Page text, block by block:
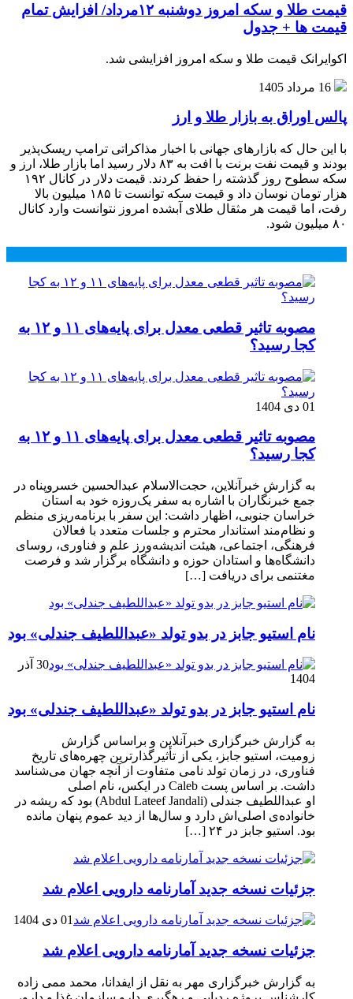
قیمت طلا و سکه امروز دوشنبه ۱۲مرداد/ افزایش تمام
قیمت ها + جدول
اکوایرانک قیمت طلا و سکه امروز افزایشی شد.
16 مرداد 1405
پالس اوراق به بازار طلا و ارز
با این حال که بازارهای جهانی با اخبار مذاکراتی ترامپ ریسک‌پذیر
بودند و قیمت نفت برنت با افت به ۸۳ دلار رسید اما بازار طلا، ارز و
سکه سطوح روز گذشته را حفظ کردند. قیمت دلار در کانال ۱۹۲
هزار تومان نوسان داد و قیمت سکه توانست تا ۱۸۵ میلیون بالا
رفت، اما قیمت هر مثقال طلای آبشده امروز نتوانست وارد کانال
۸۰ میلیون شود.
مصوبه تاثیر قطعی معدل برای پایه‌های ۱۱ و ۱۲ به
کجا رسید؟
01 دی 1404
مصوبه تاثیر قطعی معدل برای پایه‌های ۱۱ و ۱۲ به
کجا رسید؟
به گزارش خبرآنلاین، حجت‌الاسلام عبدالحسین خسروپناه در
جمع خبرنگاران با اشاره به سفر یک‌روزه خود به استان
خراسان جنوبی، اظهار داشت: این سفر با برنامه‌ریزی منظم
و نظام‌مند استاندار محترم و جلسات متعدد با فعالان
فرهنگی، اجتماعی، هیئت اندیشه‌ورز علم و فناوری، روسای
دانشگاه‌ها و استادان حوزه و دانشگاه برگزار شد و فرصت
مغتنمی برای دریافت […]
نام استیو جابز در بدو تولد «عبداللطیف جندلی» بود
30 آذر
1404
نام استیو جابز در بدو تولد «عبداللطیف جندلی» بود
به گزارش خبرگزاری خبرآنلاین و براساس گزارش
زومیت، استیو جابز، یکی از تأثیرگذارترین چهره‌های تاریخ
فناوری، در زمان تولد نامی متفاوت از آنچه جهان می‌شناسد
داشت. بر اساس پست Caleb در ایکس، نام اصلی
او عبداللطیف جندلی (Abdul Lateef Jandali) بود که ریشه در
خانواده‌ی اصلی‌اش دارد و سال‌ها از دید عموم پنهان مانده
بود. استیو جابز در ۲۴ […]
جزئیات نسخه جدید آمارنامه دارویی اعلام شد
01 دی 1404
جزئیات نسخه جدید آمارنامه دارویی اعلام شد
به گزارش خبرگزاری مهر به نقل از ایفدانا، محمد ممی زاده